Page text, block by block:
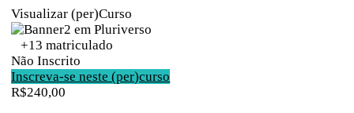
Visualizar (per)Curso
+13matriculado
Não Inscrito
Inscreva-se neste (per)curso
R$240,00